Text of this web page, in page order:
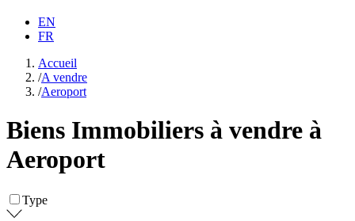
EN
FR
Accueil
/A vendre
/Aeroport
Biens Immobiliers à vendre à
Aeroport
Type